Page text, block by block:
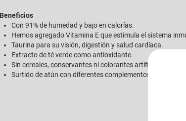
Beneficios
Con 91% de humedad y bajo en calorías.
Hemos agregado Vitamina E que estimula el sistema
Taurina para su visión, digestión y salud cardíaca.
Extracto de té verde como antioxidante.
Sin cereales, conservantes ni colorantes artificiales.
Surtido de atún con diferentes complementos marinos.